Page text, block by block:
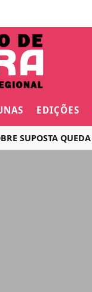
EDIÇÕES
QUEDA DE